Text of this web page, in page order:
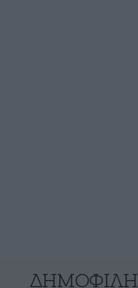
ΔΗΜΟΦΙΛΗ